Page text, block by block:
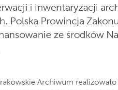
i inwentaryzacji
Polska Prowincja
ze środków
Archiwum